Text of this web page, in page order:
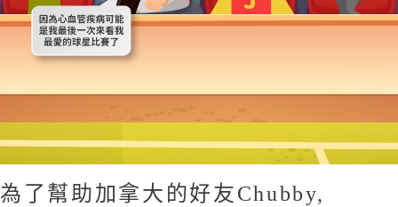
為了幫助加拿大的好友Chubby,